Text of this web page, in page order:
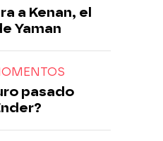
a Kenan, el
Yaman
pasado